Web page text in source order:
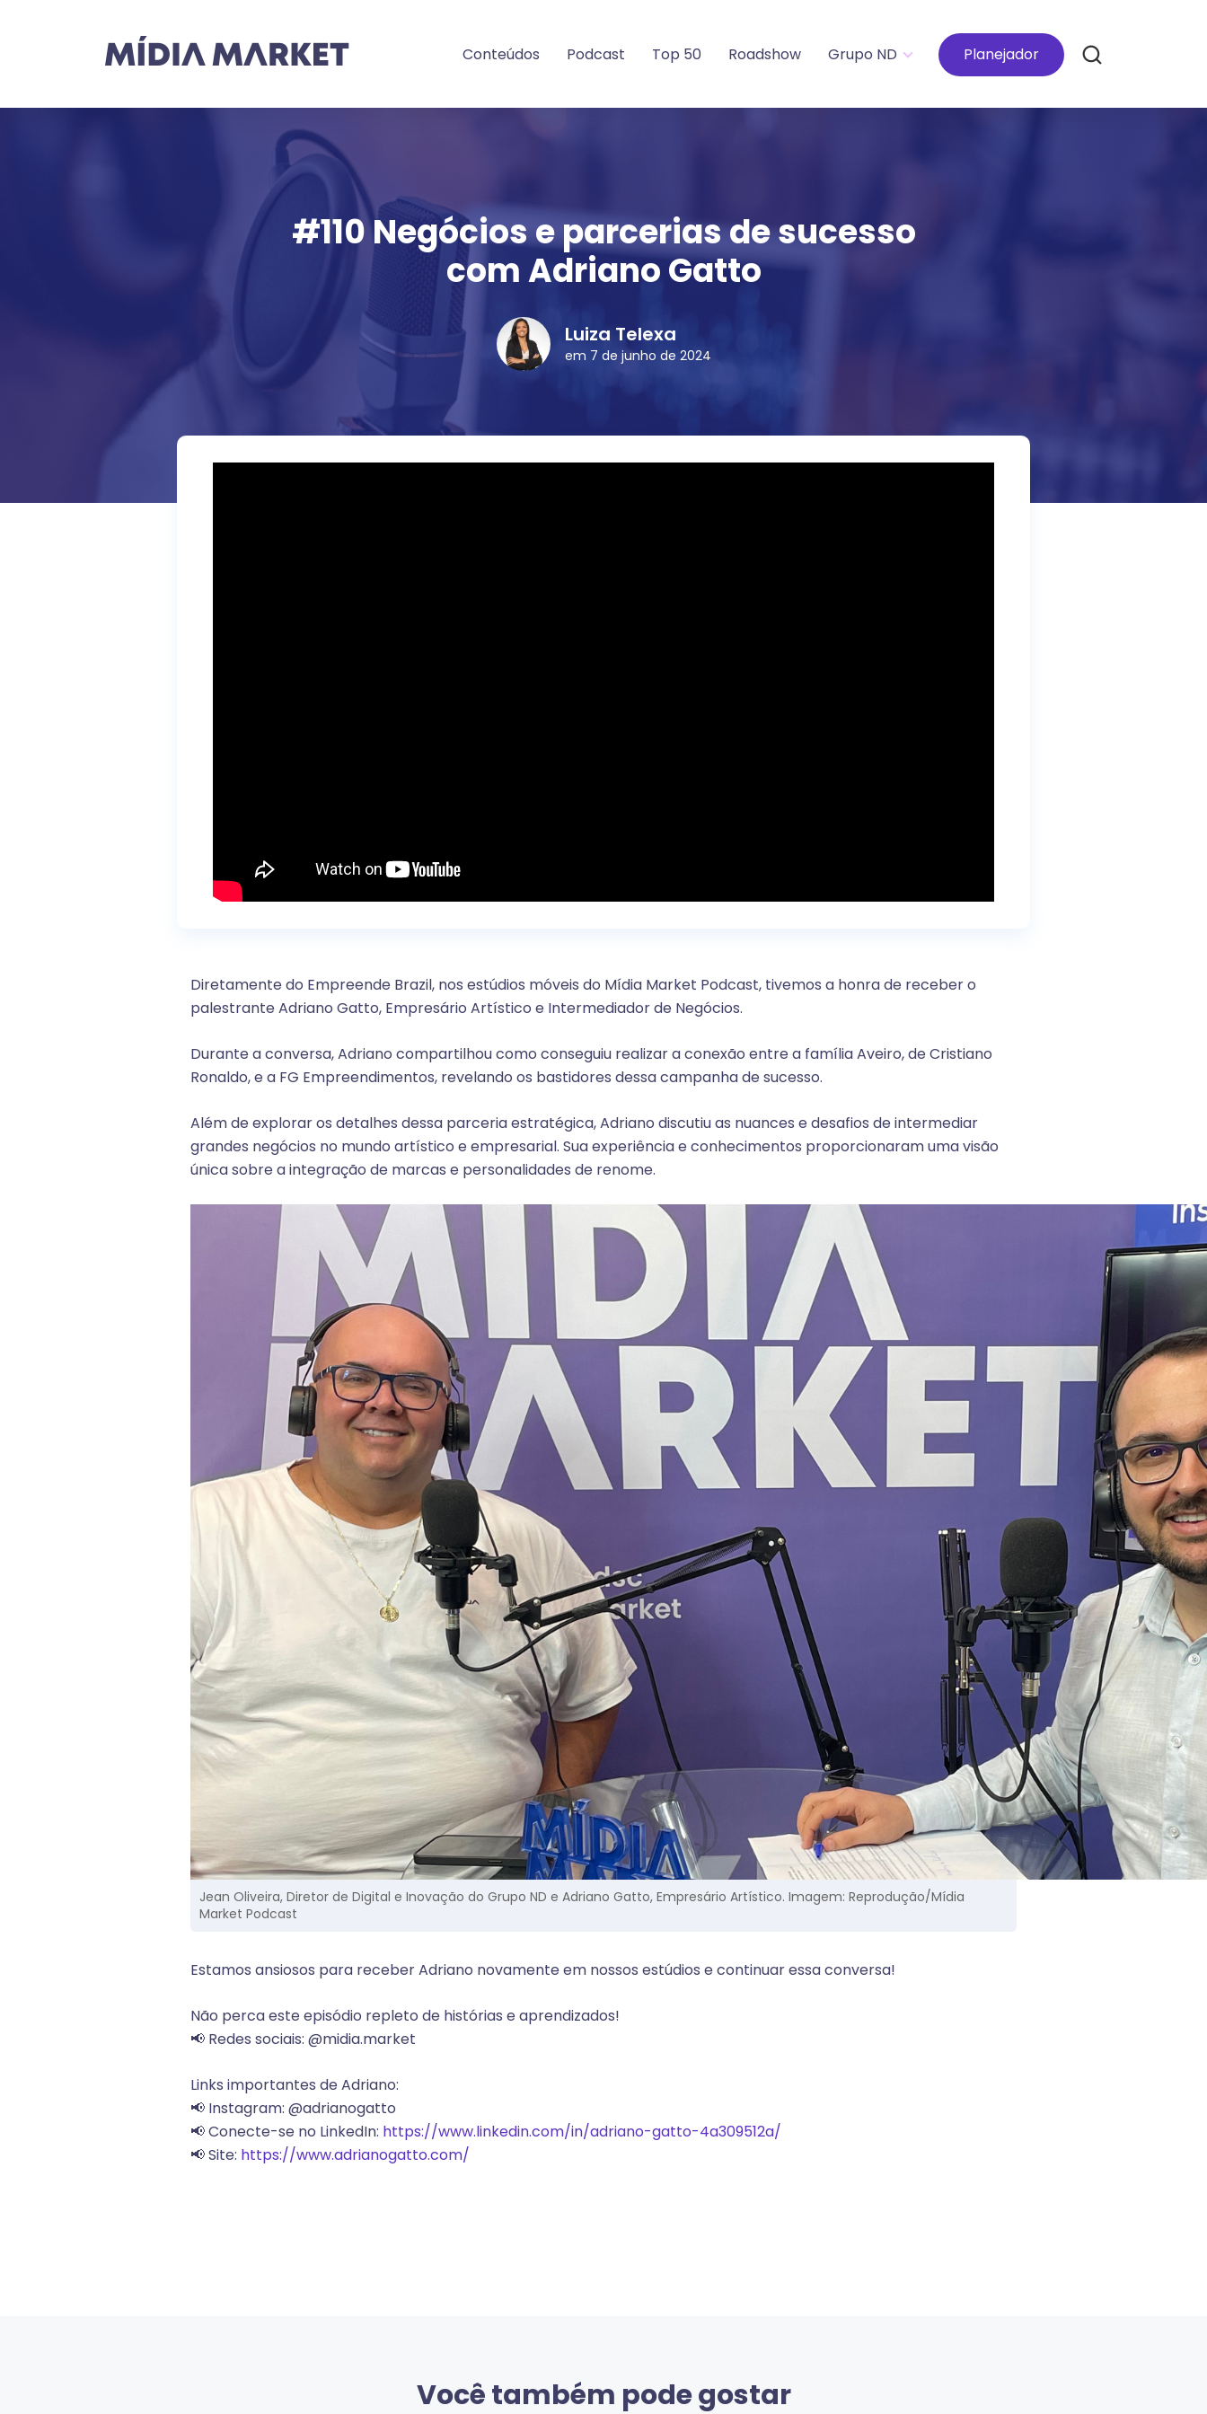
Conteúdos Podcast Top 50 Roadshow Grupo ND Planejador
#110 Negócios e parcerias de sucesso
com Adriano Gatto
Luiza Telexa
em 7 de junho de 2024
Diretamente do Empreende Brazil, nos estúdios móveis do Mídia Market Podcast, tivemos a honra de receber o
palestrante Adriano Gatto, Empresário Artístico e Intermediador de Negócios.
Durante a conversa, Adriano compartilhou como conseguiu realizar a conexão entre a família Aveiro, de Cristiano
Ronaldo, e a FG Empreendimentos, revelando os bastidores dessa campanha de sucesso.
Além de explorar os detalhes dessa parceria estratégica, Adriano discutiu as nuances e desafios de intermediar
grandes negócios no mundo artístico e empresarial. Sua experiência e conhecimentos proporcionaram uma visão
única sobre a integração de marcas e personalidades de renome.
Jean Oliveira, Diretor de Digital e Inovação do Grupo ND e Adriano Gatto, Empresário Artístico. Imagem: Reprodução/Mídia
Market Podcast
Estamos ansiosos para receber Adriano novamente em nossos estúdios e continuar essa conversa!
Não perca este episódio repleto de histórias e aprendizados!
📢 Redes sociais: @midia.market
Links importantes de Adriano:
📢 Instagram: @adrianogatto
📢 Conecte-se no LinkedIn: https://www.linkedin.com/in/adriano-gatto-4a309512a/
📢 Site: https://www.adrianogatto.com/
Você também pode gostar